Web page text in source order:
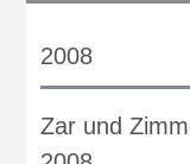
2008
Zar und